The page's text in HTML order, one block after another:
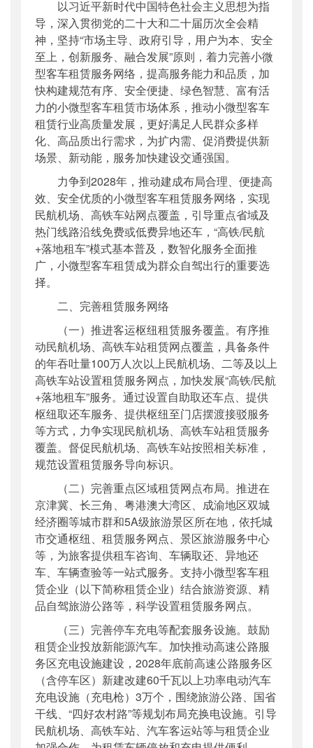
以习近平新时代中国特色社会主义思想为指
导，深入贯彻党的二十大和二十届历次全会精
神，坚持“市场主导、政府引导，用户为本、安全
至上，创新服务、融合发展”原则，着力完善小微
型客车租赁服务网络，提高服务能力和品质，加
快构建规范有序、安全便捷、绿色智慧、富有活
力的小微型客车租赁市场体系，推动小微型客车
租赁行业高质量发展，更好满足人民群众多样
化、高品质出行需求，为扩内需、促消费提供新
场景、新动能，服务加快建设交通强国。
力争到2028年，推动建成布局合理、便捷高
效、安全优质的小微型客车租赁服务网络，实现
民航机场、高铁车站网点覆盖，引导重点省域及
热门线路沿线免费或低费异地还车，“高铁/民航
+落地租车”模式基本普及，数智化服务全面推
广，小微型客车租赁成为群众自驾出行的重要选
择。
二、完善租赁服务网络
（一）推进客运枢纽租赁服务覆盖。有序推
动民航机场、高铁车站租赁网点覆盖，具备条件
的年吞吐量100万人次以上民航机场、二等及以上
高铁车站设置租赁服务网点，加快发展“高铁/民航
+落地租车”服务。通过设置自助取还车点、提供
枢纽取还车服务、提供枢纽至门店摆渡接驳服务
等方式，力争实现民航机场、高铁车站租赁服务
覆盖。督促民航机场、高铁车站按照相关标准，
规范设置租赁服务导向标识。
（二）完善重点区域租赁网点布局。推进在
京津冀、长三角、粤港澳大湾区、成渝地区双城
经济圈等城市群和5A级旅游景区所在地，依托城
市交通枢纽、租赁服务网点、景区旅游服务中心
等，为旅客提供租车咨询、车辆取还、异地还
车、车辆查验等一站式服务。支持小微型客车租
赁企业（以下简称租赁企业）结合旅游资源、精
品自驾旅游公路等，科学设置租赁服务网点。
（三）完善停车充电等配套服务设施。鼓励
租赁企业投放新能源汽车。加快推动高速公路服
务区充电设施建设，2028年底前高速公路服务区
（含停车区）新建改建60千瓦以上功率电动汽车
充电设施（充电枪）3万个，围绕旅游公路、国省
干线、“四好农村路”等规划布局充换电设施。引导
民航机场、高铁车站、汽车客运站等与租赁企业